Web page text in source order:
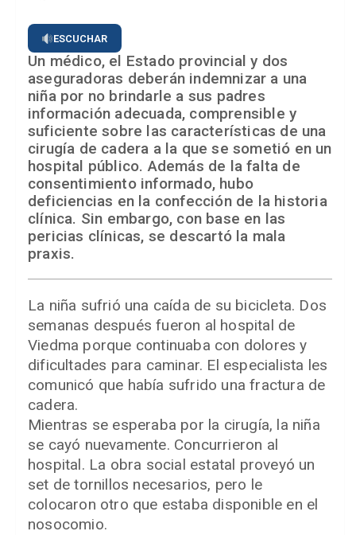
ESCUCHAR
Un médico, el Estado provincial y dos
aseguradoras deberán indemnizar a una
niña por no brindarle a sus padres
información adecuada, comprensible y
suficiente sobre las características de una
cirugía de cadera a la que se sometió en un
hospital público. Además de la falta de
consentimiento informado, hubo
deficiencias en la confección de la historia
clínica. Sin embargo, con base en las
pericias clínicas, se descartó la mala
praxis.
La niña sufrió una caída de su bicicleta. Dos
semanas después fueron al hospital de
Viedma porque continuaba con dolores y
dificultades para caminar. El especialista les
comunicó que había sufrido una fractura de
cadera.
Mientras se esperaba por la cirugía, la niña
se cayó nuevamente. Concurrieron al
hospital. La obra social estatal proveyó un
set de tornillos necesarios, pero le
colocaron otro que estaba disponible en el
nosocomio.